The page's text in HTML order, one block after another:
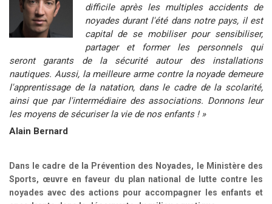
difficile après les multiples accidents de
noyades durant l'été dans notre pays, il est
capital de se mobiliser pour sensibiliser,
partager et former les personnels qui
seront garants de la sécurité autour des installations
nautiques. Aussi, la meilleure arme contre la noyade demeure
l'apprentissage de la natation, dans le cadre de la scolarité,
ainsi que par l'intermédiaire des associations. Donnons leur
les moyens de sécuriser la vie de nos enfants ! »
Alain Bernard
Dans le cadre de la Prévention des Noyades, le Ministère des
Sports, œuvre en faveur du plan national de lutte contre les
noyades avec des actions pour accompagner les enfants et